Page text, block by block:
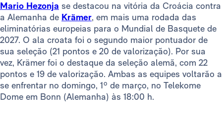
Mario Hezonja se destacou na vitória da Croácia contra
a Alemanha de Krämer, em mais uma rodada das
eliminatórias europeias para o Mundial de Basquete de
2027. O ala croata foi o segundo maior pontuador de
sua seleção (21 pontos e 20 de valorização). Por sua
vez, Krämer foi o destaque da seleção alemã, com 22
pontos e 19 de valorização. Ambas as equipes voltarão a
se enfrentar no domingo, 1º de março, no Telekome
Dome em Bonn (Alemanha) às 18:00 h.